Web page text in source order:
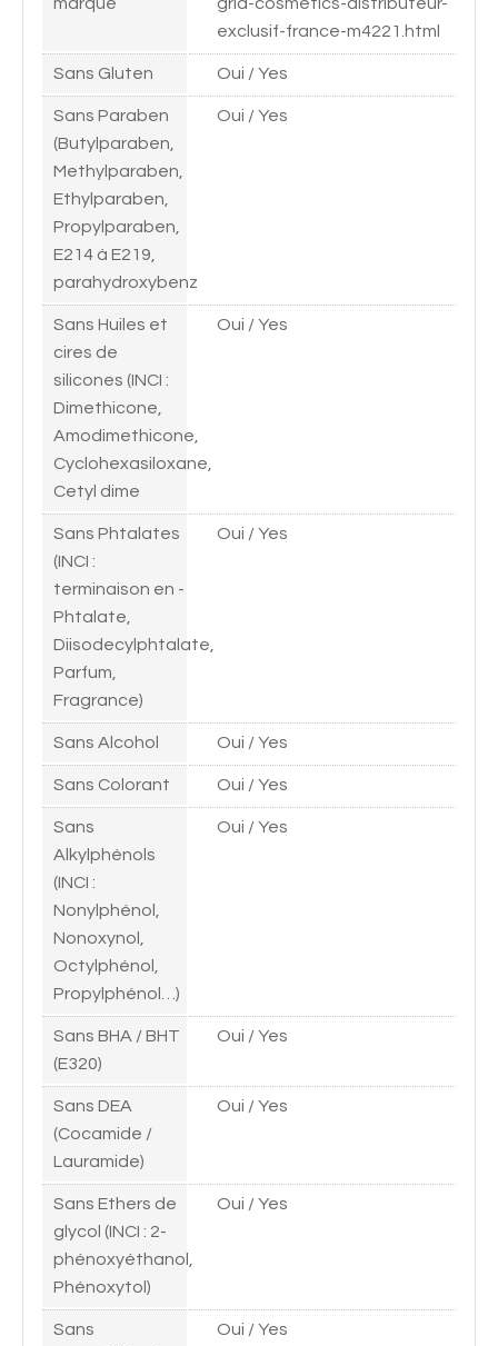
exclusif-france-m4221.html
Sans Gluten Oui / Yes
Sans Paraben
(Butylparaben,
Methylparaben,
Ethylparaben,
Propylparaben,
E214 à E219,
parahydroxybenz
Oui / Yes
Sans Huiles et
cires de
silicones (INCI :
Dimethicone,
Amodimethicone,
Cyclohexasiloxane,
Cetyl dime
Oui / Yes
Sans Phtalates
(INCI :
terminaison en -
Phtalate,
Diisodecylphtalate,
Parfum,
Fragrance)
Oui / Yes
Sans Alcohol Oui / Yes
Sans Colorant Oui / Yes
Sans
Alkylphénols
(INCI :
Nonylphénol,
Nonoxynol,
Octylphénol,
Propylphénol…)
Oui / Yes
Sans BHA / BHT
(E320)
Oui / Yes
Sans DEA
(Cocamide /
Lauramide)
Oui / Yes
Sans Ethers de
glycol (INCI : 2-
phénoxyéthanol,
Phénoxytol)
Oui / Yes
Sans
Oui / Yes